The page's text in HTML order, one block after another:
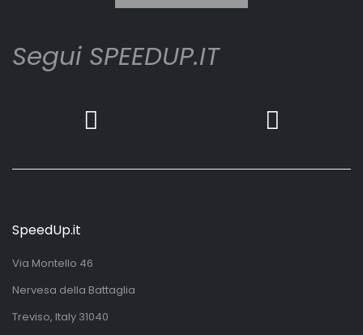
Segui SPEEDUP.IT
SpeedUp.it
Via Montello 46
Nervesa della Battaglia
Treviso, Italy 31040